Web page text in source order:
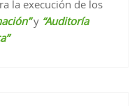
la execución de los
y “Auditoría